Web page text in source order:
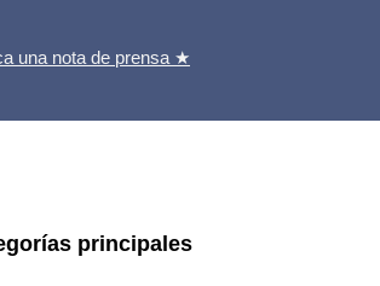
una nota de prensa ★
principales